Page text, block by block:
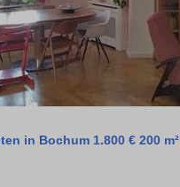
in Bochum 1.800 € 200 m²